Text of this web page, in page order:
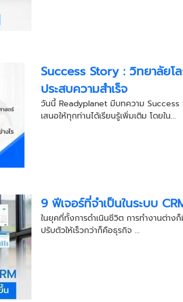
Success Story : วิทยาลัยโ
ประสบความสำเร็จ
วันนี้ Readyplanet มีบทความ Success
เสนอให้ทุกท่านได้เรียนรู้เพิ่มเติม โดยใน...
9 ฟีเจอร์ที่จำเป็นในระบบ
ในยุคที่ทั้งการดำเนินชีวิต การทำงานต่า
ปรับตัวให้เร็วกว่าก็คือธุรกิจ ...